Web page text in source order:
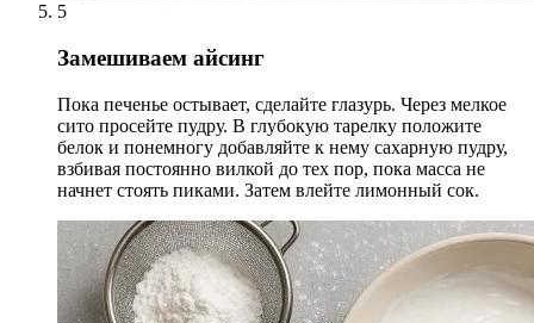
5
Замешиваем айсинг
Пока печенье остывает, сделайте глазурь. Через мелкое
сито просейте пудру. В глубокую тарелку положите
белок и понемногу добавляйте к нему сахарную пудру,
взбивая постоянно вилкой до тех пор, пока масса не
начнет стоять пиками. Затем влейте лимонный сок.